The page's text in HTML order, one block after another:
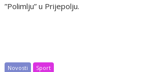
”Polimlju” u Prijepolju.
Novosti Sport